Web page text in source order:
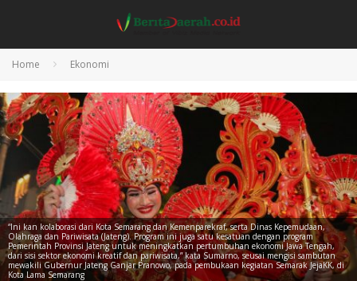
Home Ekonomi
“Ini kan kolaborasi dari Kota Semarang dan Kemenparekraf, serta Dinas Kepemudaan,
Olahraga dan Pariwisata (Jateng). Program ini juga satu kesatuan dengan program
Pemerintah Provinsi Jateng untuk meningkatkan pertumbuhan ekonomi Jawa Tengah,
dari sisi sektor ekonomi kreatif dan pariwisata,” kata Sumarno, seusai mengisi sambutan
mewakili Gubernur Jateng Ganjar Pranowo, pada pembukaan kegiatan Semarak JejaKK, di
Kota Lama Semarang